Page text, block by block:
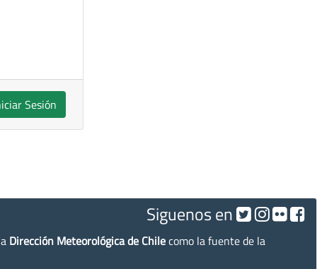
Sesión
Siguenos en
Dirección Meteorológica de Chilecomo la fuente de la